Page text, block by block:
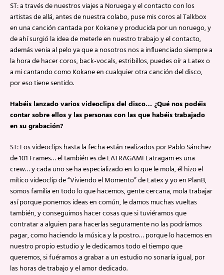
ST: a través de nuestros viajes a Noruega y el contacto con los
artistas de allá, antes de nuestra colabo, puse mis coros al Talkbox
en una canción cantada por Kokane y producida por un noruego, y
de ahí surgió la idea de meterle en nuestro trabajo y el contacto,
además venia al pelo ya que a nosotros nos a influenciado siempre a
la hora de hacer coros, back-vocals, estribillos, puedes oír a Latex o
a mi cantando como Kokane en cualquier otra canción del disco,
por eso tiene sentido.
Habéis lanzado varios videoclips del disco… ¿Qué nos podéis
contar sobre ellos y las personas con las que habéis trabajado
en su grabación?
ST: Los videoclips hasta la fecha están realizados por Pablo Sánchez
de 101 Frames… el también es de LATRAGAM! Latragam es una
crew… y cada uno se ha especializado en lo que le mola, él hizo el
mítico videoclip de “Viviendo el Momento” de Latex y yo en PlanB,
somos familia en todo lo que hacemos, gente cercana, mola trabajar
así porque ponemos ideas en común, le damos muchas vueltas
también, y conseguimos hacer cosas que si tuviéramos que
contratar a alguien para hacerlas seguramente no las podríamos
pagar, como haciendo la música y la postro… porque lo hacemos en
nuestro propio estudio y le dedicamos todo el tiempo que
queremos, si fuéramos a grabar a un estudio no sonaría igual, por
las horas de trabajo y el amor dedicado.